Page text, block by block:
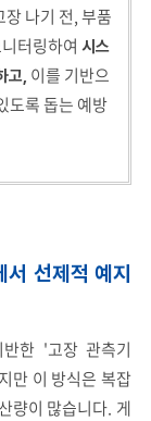
나기 전, 부품
터링하여 시스
고, 이를 기반으
도록 돕는 예방
선제적 예지
한 '고장 관측기
만 이 방식은 복잡
량이 많습니다. 게